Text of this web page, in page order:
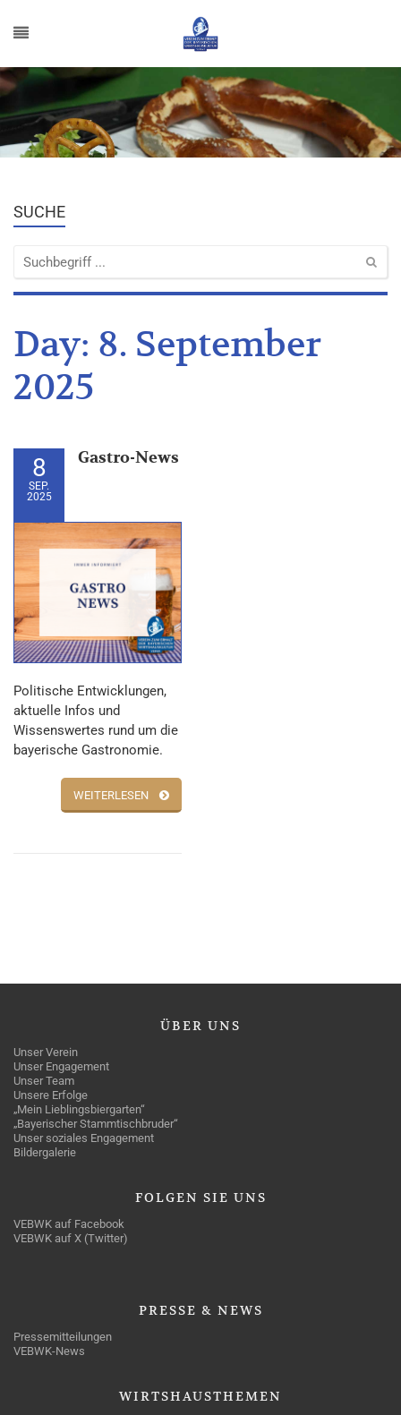
SUCHE
Day: 8. September
2025
8
SEP.
2025
Gastro-News
Politische Entwicklungen,
aktuelle Infos und
Wissenswertes rund um die
bayerische Gastronomie.
WEITERLESEN
ÜBER UNS
Unser Verein
Unser Engagement
Unser Team
Unsere Erfolge
„Mein Lieblingsbiergarten“
„Bayerischer Stammtischbruder“
Unser soziales Engagement
Bildergalerie
FOLGEN SIE UNS
VEBWK auf Facebook
VEBWK auf X (Twitter)
PRESSE & NEWS
Pressemitteilungen
VEBWK-News
WIRTSHAUSTHEMEN